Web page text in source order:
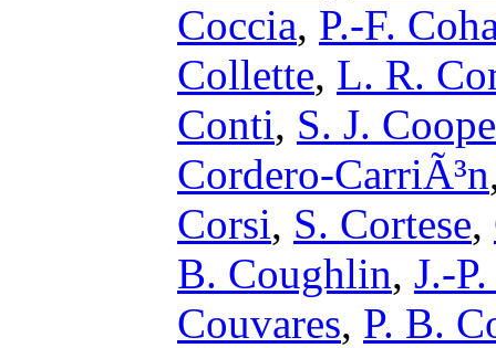
Coccia, P.-F.
Collette, L. R.
Conti, S. J.
Cordero-CarriÃ³n
Corsi, S. Cortese,
B. Coughlin, J.-
Couvares, P. B.